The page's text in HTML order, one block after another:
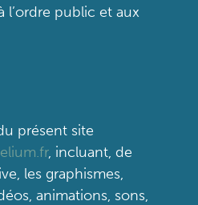
l’ordre public et aux
présent site
, incluant, de
les graphismes,
animations, sons,